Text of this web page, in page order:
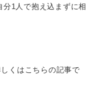
1人で抱え込まずに相
くはこちらの記事で